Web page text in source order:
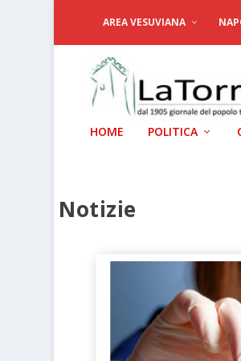
AREA VESUVIANA
HOME POLITICA
Notizie